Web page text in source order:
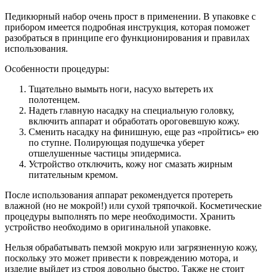
Педикюрный набор очень прост в применении. В упаковке с
прибором имеется подробная инструкция, которая поможет
разобраться в принципе его функционирования и правилах
использования.
Особенности процедуры:
Тщательно вымыть ноги, насухо вытереть их
полотенцем.
Надеть главную насадку на специальную головку,
включить аппарат и обработать ороговевшую кожу.
Сменить насадку на финишную, еще раз «пройтись» ею
по ступне. Полирующая подушечка уберет
отшелушенные частицы эпидермиса.
Устройство отключить, кожу ног смазать жирным
питательным кремом.
После использования аппарат рекомендуется протереть
влажной (но не мокрой!) или сухой тряпочкой. Косметические
процедуры выполнять по мере необходимости. Хранить
устройство необходимо в оригинальной упаковке.
Нельзя обрабатывать пемзой мокрую или загрязненную кожу,
поскольку это может привести к повреждению мотора, и
изделие выйдет из строя довольно быстро. Также не стоит